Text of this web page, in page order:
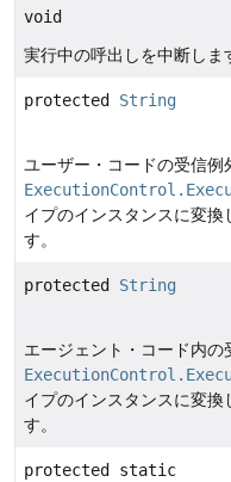
void
実行中の呼出しを中断しま
protected String
ユーザー・コードの受信例
イプのインスタンスに変換
す。
protected String
エージェント・コード内の
イプのインスタンスに変換
す。
protected static